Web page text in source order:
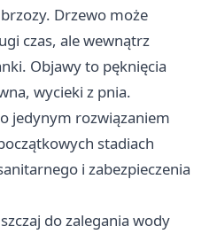
Drzewo może
czas, ale wewnątrz
Objawy to pęknięcia
wycieki z pnia.
jedynym rozwiązaniem
stadiach
i zabezpieczenia
do zalegania wody